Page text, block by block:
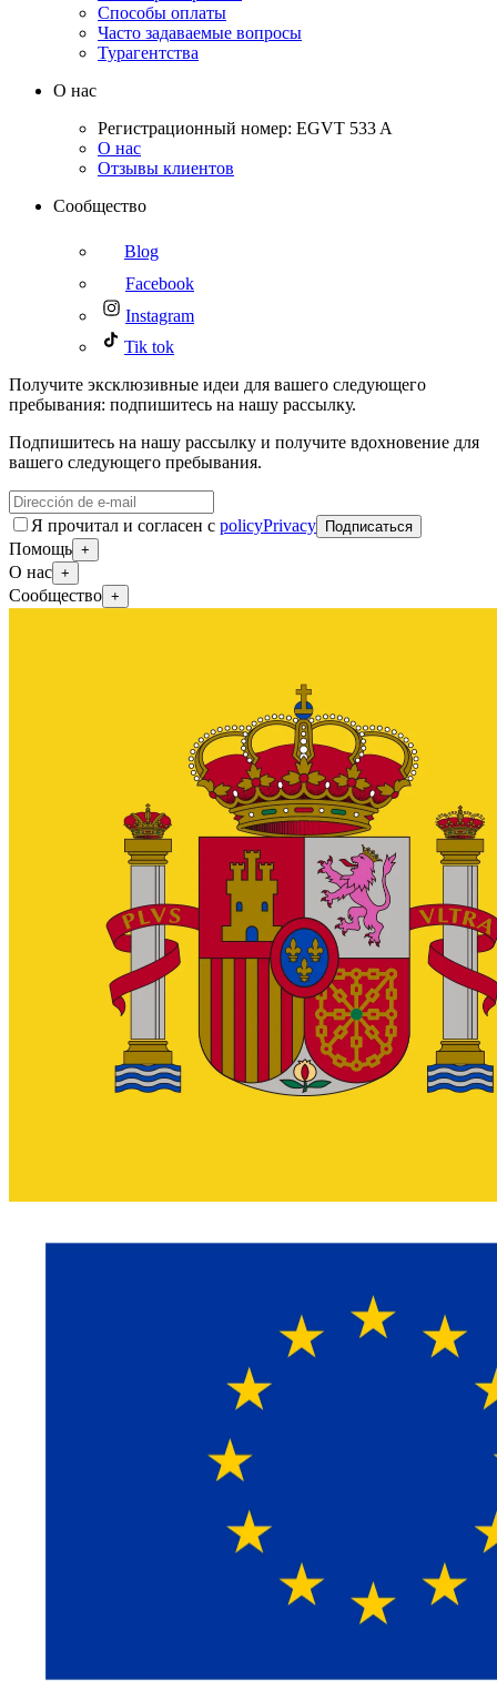
Способы оплаты
Часто задаваемые вопросы
Турагентства
О нас
Регистрационный номер: EGVT 533 A
О нас
Отзывы клиентов
Сообщество
Blog
Facebook
Instagram
Tik tok
Получите эксклюзивные идеи для вашего следующего
пребывания: подпишитесь на нашу рассылку.
Подпишитесь на нашу рассылку и получите вдохновение для
вашего следующего пребывания.
Я прочитал и согласен с policyPrivacy Подписаться
Помощь +
О нас +
Сообщество +